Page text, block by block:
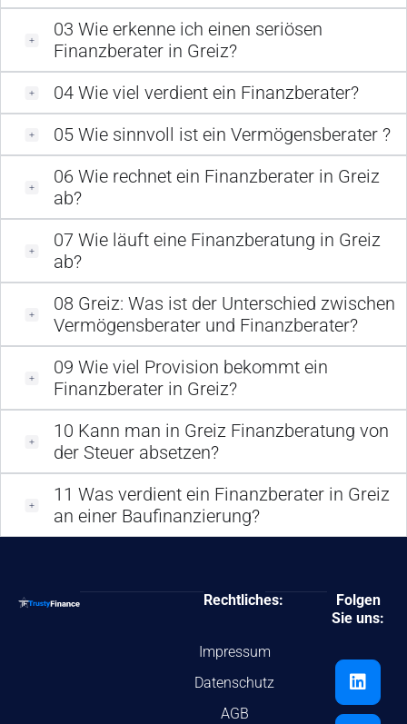
03 Wie erkenne ich einen seriösen
Finanzberater in Greiz?
04 Wie viel verdient ein Finanzberater?
05 Wie sinnvoll ist ein Vermögensberater ?
06 Wie rechnet ein Finanzberater in Greiz
ab?
07 Wie läuft eine Finanzberatung in Greiz
ab?
08 Greiz: Was ist der Unterschied zwischen
Vermögensberater und Finanzberater?
09 Wie viel Provision bekommt ein
Finanzberater in Greiz?
10 Kann man in Greiz Finanzberatung von
der Steuer absetzen?
11 Was verdient ein Finanzberater in Greiz
an einer Baufinanzierung?
Rechtliches:
Impressum
Datenschutz
AGB
Folgen
Sie uns: